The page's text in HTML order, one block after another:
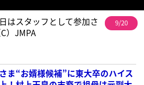
はスタッフとして参加さ
）JMPA
9/20
ま“お婿様候補”に東大卒のハイス